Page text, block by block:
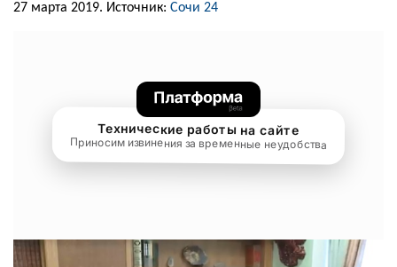
27 марта 2019. Источник: Сочи 24